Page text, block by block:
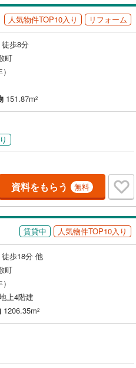
人気物件TOP10入り リフォーム
歩8分
町
151.87m2
資料をもらう 無料
賃貸中 人気物件TOP10入り
歩18分 他
町
上4階建
1206.35m2
広島 山口
高知
る
安芸郡府中町(9)
安芸郡坂町(2)
豊田郡大崎上島町
る
この条件で検索する
る
この条件で検索する
バリアフリー住宅（0）
平屋・1階建て
角地（0）
この条件で検索する
条件を見る